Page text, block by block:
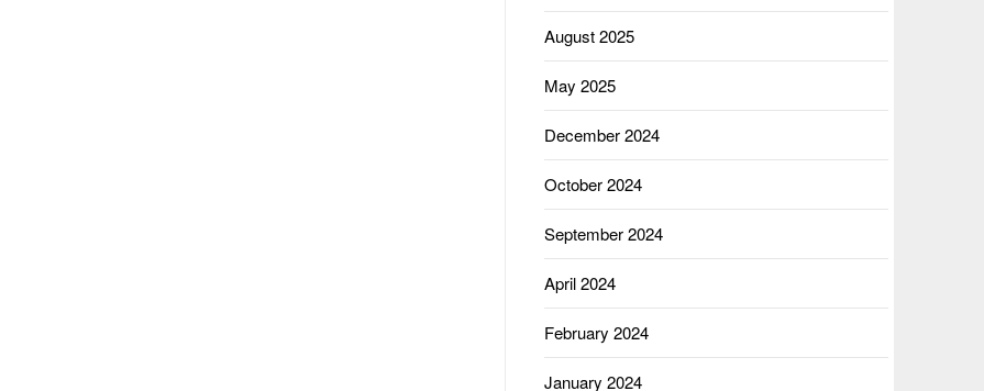
August 2025
May 2025
December 2024
October 2024
September 2024
April 2024
February 2024
January 2024